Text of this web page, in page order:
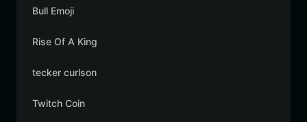
Bull Emoji
Rise Of A King
tecker curlson
Twitch Coin